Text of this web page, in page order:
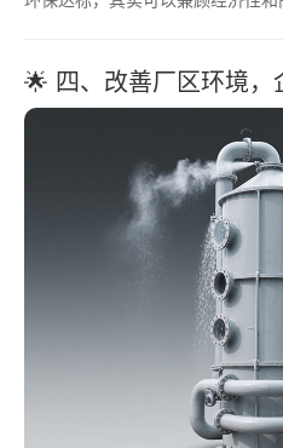
🌟 四、改善厂区环境，